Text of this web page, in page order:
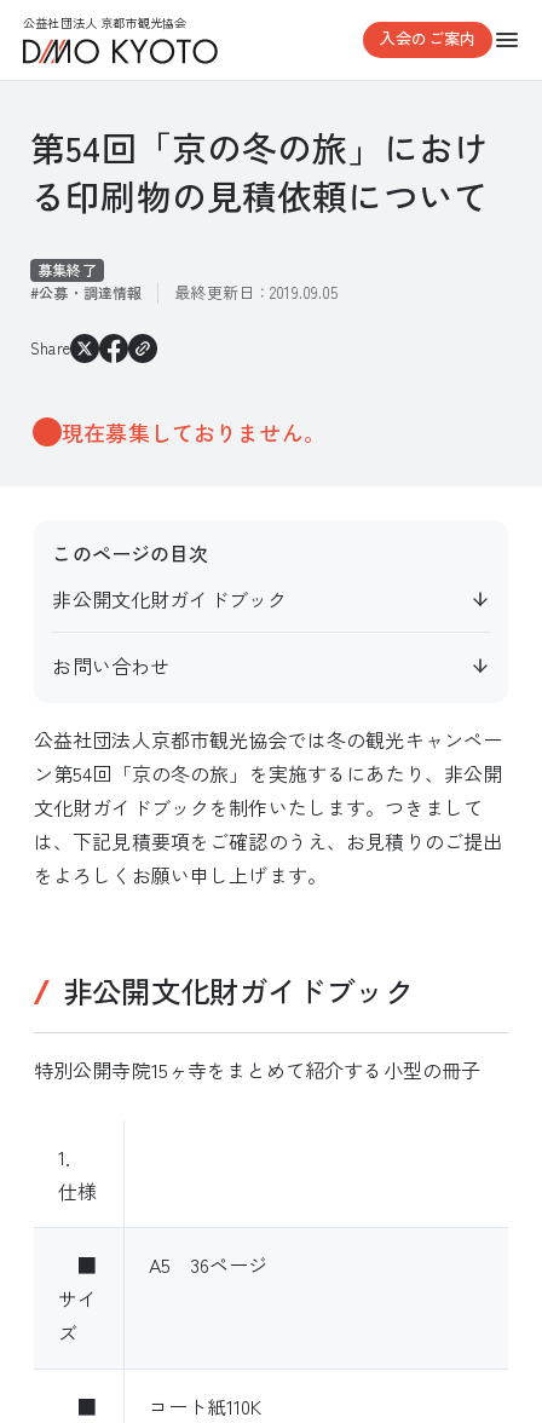
公益社団法人 京都市観光協会
入会のご案内
第54回「京の冬の旅」におけ
る印刷物の見積依頼について
募集終了
公募・調達情報
最終更新日：2019.09.05
Share
現在募集しておりません。
このページの目次
非公開文化財ガイドブック
お問い合わせ
公益社団法人京都市観光協会では冬の観光キャンペー
ン第54回「京の冬の旅」を実施するにあたり、非公開
文化財ガイドブックを制作いたします。つきまして
は、下記見積要項をご確認のうえ、お見積りのご提出
をよろしくお願い申し上げます。
非公開文化財ガイドブック
特別公開寺院15ヶ寺をまとめて紹介する小型の冊子
1．
仕様
■
サイ
ズ
A5 36ページ
■
コート紙110K